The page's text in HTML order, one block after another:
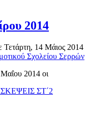
2014
Τετάρτη, 14 Μάιος 2014
Σχολείου Σερρών
2014 οι
ΣΤ΄2